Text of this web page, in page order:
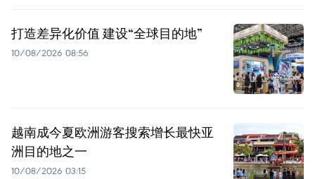
打造差异化价值 建设“全球目的地”
10/08/2026 08:56
越南成今夏欧洲游客搜索增长最快亚
洲目的地之一
10/08/2026 03:15